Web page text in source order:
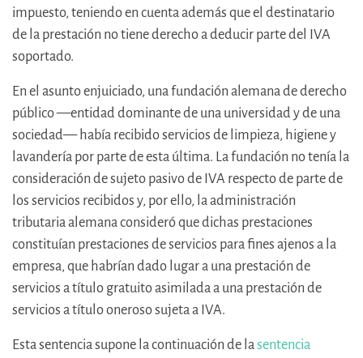
impuesto, teniendo en cuenta además que el destinatario
de la prestación no tiene derecho a deducir parte del IVA
soportado.
En el asunto enjuiciado, una fundación alemana de derecho
público —entidad dominante de una universidad y de una
sociedad— había recibido servicios de limpieza, higiene y
lavandería por parte de esta última. La fundación no tenía la
consideración de sujeto pasivo de IVA respecto de parte de
los servicios recibidos y, por ello, la administración
tributaria alemana consideró que dichas prestaciones
constituían prestaciones de servicios para fines ajenos a la
empresa, que habrían dado lugar a una prestación de
servicios a título gratuito asimilada a una prestación de
servicios a título oneroso sujeta a IVA.
Esta sentencia supone la continuación de lasentencia